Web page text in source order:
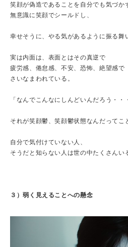
笑顔が偽造であることを自分でも気づか
無意識に笑顔でシールドし、
幸せそうに、やる気があるように振る舞
実は内面は、表面とはその真逆で
疲労感、倦怠感、不安、恐怖、絶望感で
さいなまわれている。
「なんでこんなにしんどいんだろう・・
それが笑顔鬱、笑顔鬱状態なんだってこ
自分で気付けていない人、
そうだと知らない人は世の中たくさんい
３）弱く見えることへの懸念